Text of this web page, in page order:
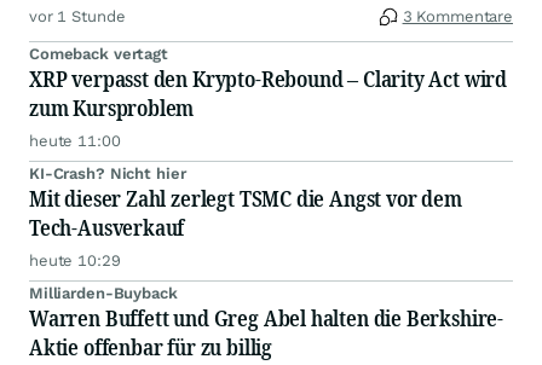
vor 1 Stunde 3 Kommentare
Comeback vertagt
XRP verpasst den Krypto-Rebound – Clarity Act wird
zum Kursproblem
heute 11:00
KI-Crash? Nicht hier
Mit dieser Zahl zerlegt TSMC die Angst vor dem
Tech-Ausverkauf
heute 10:29
Milliarden-Buyback
Warren Buffett und Greg Abel halten die Berkshire-
Aktie offenbar für zu billig